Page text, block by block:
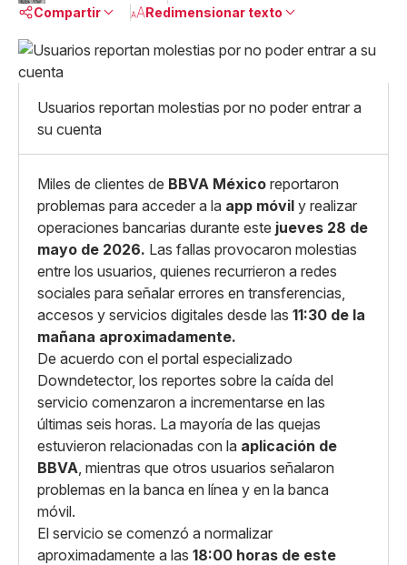
Compartir
Linkedin
X
Whatsapp
Copiar enlace
Redimensionar texto
Grande
Usuarios reportan molestias por no poder entrar a
su cuenta
Miles de clientes de BBVA México reportaron
problemas para acceder a la app móvil y realizar
operaciones bancarias durante este jueves 28 de
mayo de 2026. Las fallas provocaron molestias
entre los usuarios, quienes recurrieron a redes
sociales para señalar errores en transferencias,
accesos y servicios digitales desde las 11:30 de la
mañana aproximadamente.
De acuerdo con el portal especializado
Downdetector, los reportes sobre la caída del
servicio comenzaron a incrementarse en las
últimas seis horas. La mayoría de las quejas
estuvieron relacionadas con la aplicación de
BBVA, mientras que otros usuarios señalaron
problemas en la banca en línea y en la banca
móvil.
El servicio se comenzó a normalizar
aproximadamente a las 18:00 horas de este